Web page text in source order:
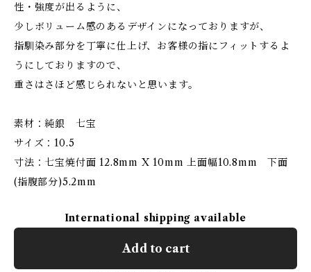
性・強度が出るように、
少しボリューム感のあるデザインになっておりますが、
指馴染み部分を丁寧に仕上げ、お客様の指にフィットするよ
うにしておりますので、
重さはさほど感じられないと思います。
素材：純銀 七宝
サイズ：10.5
寸法：七宝焼付面 12.8mm X 10mm 上面幅10.8mm 下面
(指腹部分)5.2mm
International shipping available
Add to cart